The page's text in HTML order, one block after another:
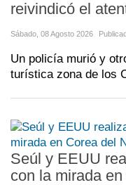
reivindicó el
Sábado, 08 Agosto 2026
Un policía murió y
turística zona de los
Seúl y EEUU
con la mirada